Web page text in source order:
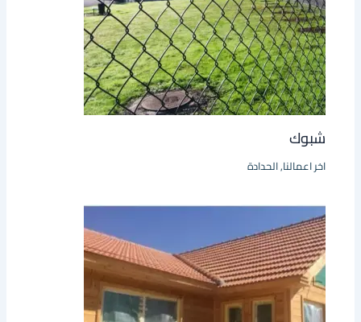
شبوك
اخر اعمالنا,الحدادة